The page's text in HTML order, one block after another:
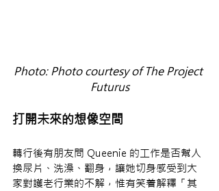
Photo: Photo courtesy of The Project
Futurus
打開未來的想像空間
轉行後有朋友問 Queenie 的工作是否幫人
換尿片、洗澡、翻身，讓她切身感受到大
家對護老行業的不解，惟有笑着解釋「其